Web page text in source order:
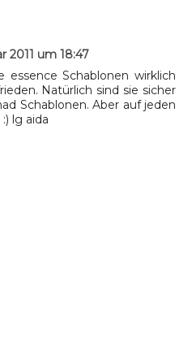
2011 um 18:47
essence Schablonen wirklich
Natürlich sind sie sicher
Schablonen. Aber auf jeden
lg aida